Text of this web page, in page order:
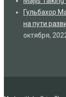
Гульбахор
на пути
октября,